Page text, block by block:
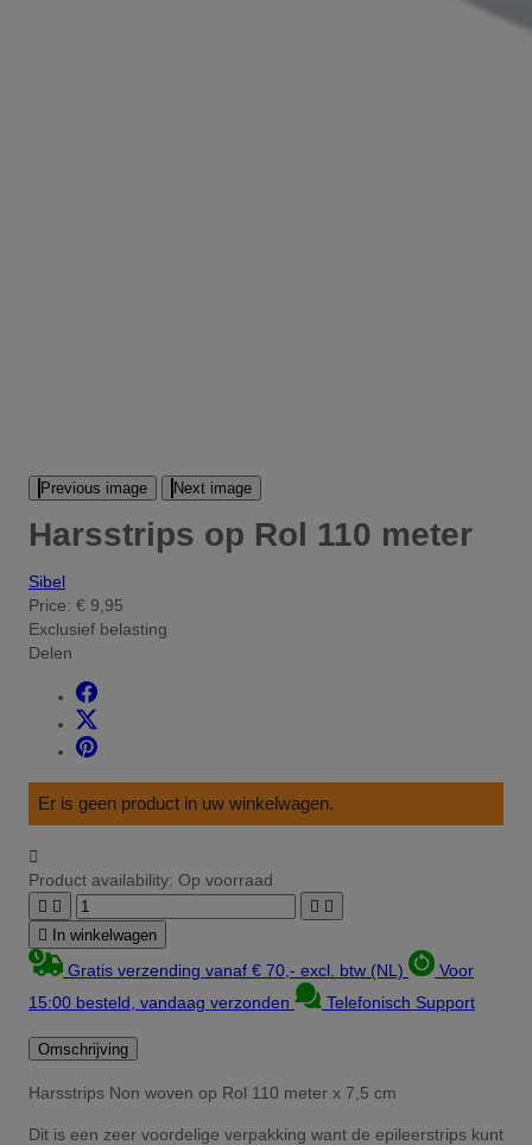
Previous image Next image
Harsstrips op Rol 110 meter
Sibel
Price: € 9,95
Exclusief belasting
Delen
Er is geen product in uw winkelwagen.

Product availability: Op voorraad
   
 In winkelwagen
Gratis verzending vanaf € 70,- excl. btw (NL)
Voor
15:00 besteld, vandaag verzonden
Telefonisch Support
Omschrijving
Harsstrips Non woven op Rol 110 meter x 7,5 cm
Dit is een zeer voordelige verpakking want de epileerstrips kunt